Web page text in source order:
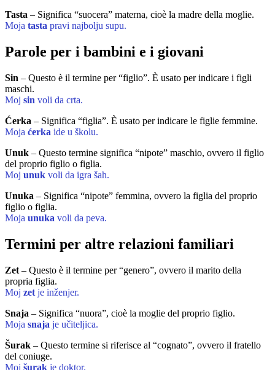
Tasta – Significa “suocera” materna, cioè la madre della moglie.
Moja tasta pravi najbolju supu.
Parole per i bambini e i giovani
Sin – Questo è il termine per “figlio”. È usato per indicare i figli
maschi.
Moj sin voli da crta.
Ćerka – Significa “figlia”. È usato per indicare le figlie femmine.
Moja ćerka ide u školu.
Unuk – Questo termine significa “nipote” maschio, ovvero il figlio
del proprio figlio o figlia.
Moj unuk voli da igra šah.
Unuka – Significa “nipote” femmina, ovvero la figlia del proprio
figlio o figlia.
Moja unuka voli da peva.
Termini per altre relazioni familiari
Zet – Questo è il termine per “genero”, ovvero il marito della
propria figlia.
Moj zet je inženjer.
Snaja – Significa “nuora”, cioè la moglie del proprio figlio.
Moja snaja je učiteljica.
Šurak – Questo termine si riferisce al “cognato”, ovvero il fratello
del coniuge.
Moj šurak je doktor.